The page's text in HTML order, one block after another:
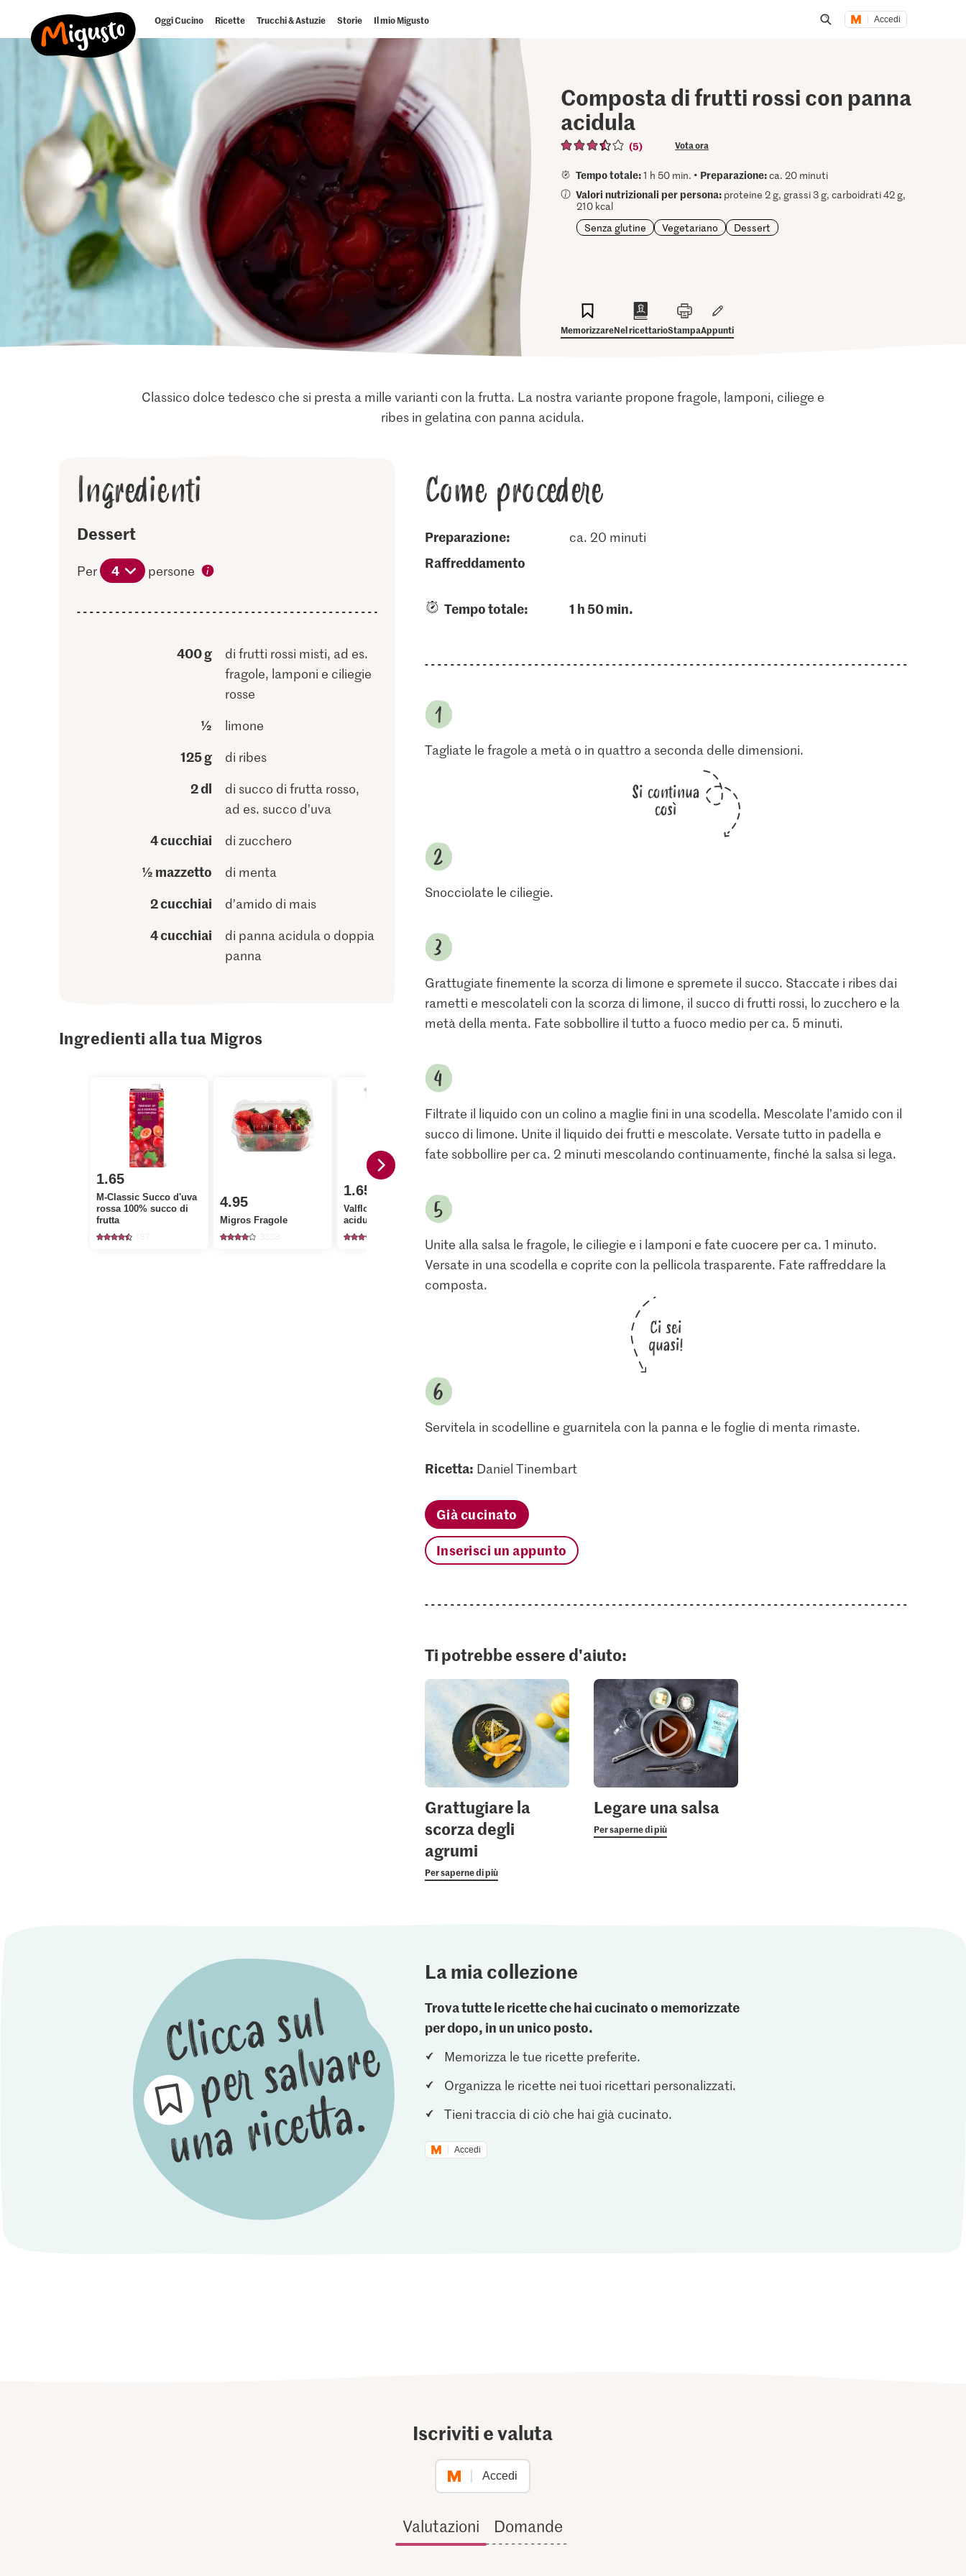
Oggi Cucino Ricette Trucchi & Astuzie Storie Il mio Migusto Accedi
Composta di frutti rossi con panna
acidula
(5) Vota ora
Tempo totale:1 h 50 min. • Preparazione:ca. 20 minuti
Valori nutrizionali per persona: proteine 2 g, grassi 3 g, carboidrati 42 g,
210 kcal
Senza glutine
Vegetariano Dessert
MemorizzareNel ricettarioStampaAppunti
Classico dolce tedesco che si presta a mille varianti con la frutta. La nostra variante propone fragole, lamponi, ciliege e
ribes in gelatina con panna acidula.
Ingredienti
Dessert
Per 4 persone
400 g
di frutti rossi misti, ad es.
fragole, lamponi e ciliegie
rosse
½ limone
125 g di ribes
2 dl
di succo di frutta rosso,
ad es. succo d’uva
4 cucchiai di zucchero
½ mazzetto di menta
2 cucchiai d’amido di mais
4 cucchiai
di panna acidula o doppia
panna
Ingredienti alla tua Migros
1.65
M-Classic Succo d'uva
rossa 100% succo di
frutta
4.95
Migros Fragole
1.65
Valflora Mezza panna
acidula
110 1146
Come procedere
Preparazione: ca. 20 minuti
raffreddamento
Tempo totale: 1 h 50 min.
Tagliate le fragole a metà o in quattro a seconda delle dimensioni.
Si continua
così
Snocciolate le ciliegie.
Grattugiate finemente la scorza di limone e spremete il succo. Staccate i ribes dai
rametti e mescolateli con la scorza di limone, il succo di frutti rossi, lo zucchero e la
metà della menta. Fate sobbollire il tutto a fuoco medio per ca. 5 minuti.
Filtrate il liquido con un colino a maglie fini in una scodella. Mescolate l’amido con il
succo di limone. Unite il liquido dei frutti e mescolate. Versate tutto in padella e
fate sobbollire per ca. 2 minuti mescolando continuamente, finché la salsa si lega.
Unite alla salsa le fragole, le ciliegie e i lamponi e fate cuocere per ca. 1 minuto.
Versate in una scodella e coprite con la pellicola trasparente. Fate raffreddare la
composta.
Ci sei
quasi!
Servitela in scodelline e guarnitela con la panna e le foglie di menta rimaste.
Ricetta: Daniel Tinembart
Già cucinato
Inserisci un appunto
Ti potrebbe essere d'aiuto:
Grattugiare la
scorza degli
agrumi
Per saperne di più
Legare una salsa
Per saperne di più
La mia collezione
Trova tutte le ricette che hai cucinato o memorizzate
per dopo, in un unico posto.
Memorizza le tue ricette preferite.
Organizza le ricette nei tuoi ricettari personalizzati.
Tieni traccia di ciò che hai già cucinato.
Accedi
Iscriviti e valuta
Accedi
Valutazioni Domande